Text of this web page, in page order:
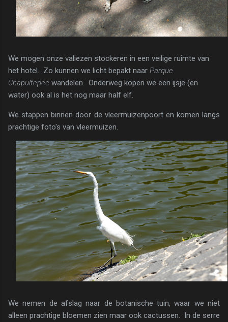
We mogen onze valiezen stockeren in een veilige ruimte van
het hotel. Zo kunnen we licht bepakt naar Parque
Chapultepec wandelen. Onderweg kopen we een ijsje (en
water) ook al is het nog maar half elf.
We stappen binnen door de vleermuizenpoort en komen langs
prachtige foto's van vleermuizen.
We nemen de afslag naar de botanische tuin, waar we niet
alleen prachtige bloemen zien maar ook cactussen. In de serre